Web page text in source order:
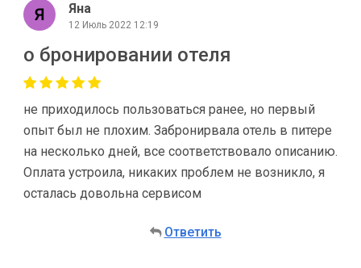
Яна
12 Июль 2022 12:19
о бронировании отеля
не приходилось пользоваться ранее, но первый
опыт был не плохим. Забронирвала отель в питере
на несколько дней, все соответствовало описанию.
Оплата устроила, никаких проблем не возникло, я
осталась довольна сервисом
Ответить